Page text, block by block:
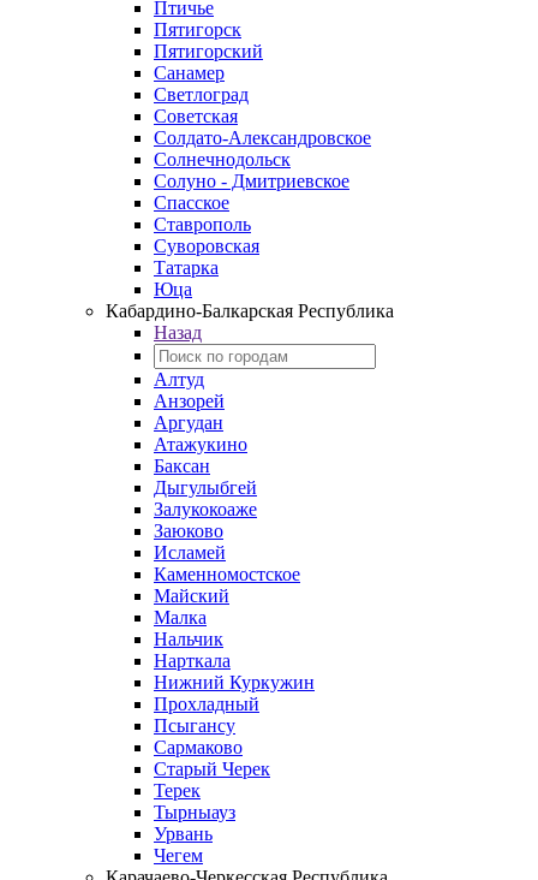
Птичье
Пятигорск
Пятигорский
Санамер
Светлоград
Советская
Солдато-Александровское
Солнечнодольск
Солуно - Дмитриевское
Спасское
Ставрополь
Суворовская
Татарка
Юца
Кабардино‑Балкарская Республика
Назад
Алтуд
Анзорей
Аргудан
Атажукино
Баксан
Дыгулыбгей
Залукокоаже
Заюково
Исламей
Каменномостское
Майский
Малка
Нальчик
Нарткала
Нижний Куркужин
Прохладный
Псыгансу
Сармаково
Старый Черек
Терек
Тырныауз
Урвань
Чегем